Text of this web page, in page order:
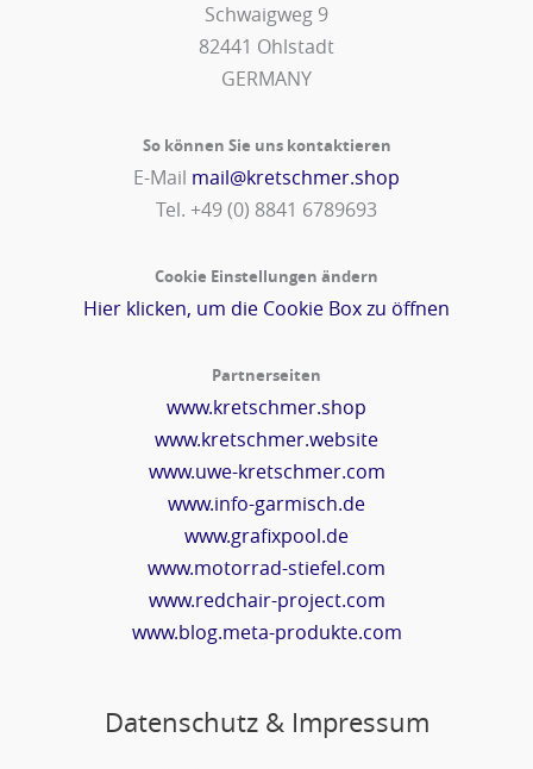
Schwaigweg 9
82441 Ohlstadt
GERMANY
So können Sie uns kontaktieren
E-Mail mail@kretschmer.shop
Tel. +49 (0) 8841 6789693‬
Cookie Einstellungen ändern
Hier klicken, um die Cookie Box zu öffnen
Partnerseiten
www.kretschmer.shop
www.kretschmer.website
www.uwe-kretschmer.com
www.info-garmisch.de
www.grafixpool.de
www.motorrad-stiefel.com
www.redchair-project.com
www.blog.meta-produkte.com
Datenschutz & Impressum